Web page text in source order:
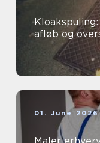
afløb og
01. June 2026
Maler erhverv sådan får